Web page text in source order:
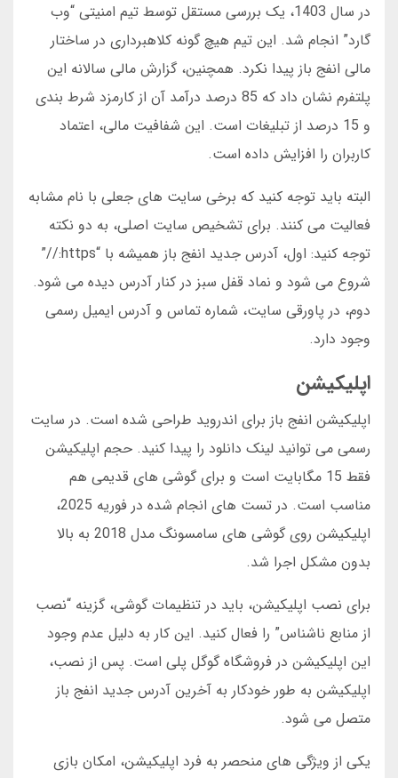
در سال 1403، یک بررسی مستقل توسط تیم امنیتی “وب
گارد” انجام شد. این تیم هیچ گونه کلاهبرداری در ساختار
مالی انفج باز پیدا نکرد. همچنین، گزارش مالی سالانه این
پلتفرم نشان داد که 85 درصد درآمد آن از کارمزد شرط بندی
و 15 درصد از تبلیغات است. این شفافیت مالی، اعتماد
کاربران را افزایش داده است.
البته باید توجه کنید که برخی سایت های جعلی با نام مشابه
فعالیت می کنند. برای تشخیص سایت اصلی، به دو نکته
توجه کنید: اول، آدرس جدید انفج باز همیشه با “https://”
شروع می شود و نماد قفل سبز در کنار آدرس دیده می شود.
دوم، در پاورقی سایت، شماره تماس و آدرس ایمیل رسمی
وجود دارد.
اپلیکیشن
اپلیکیشن انفج باز برای اندروید طراحی شده است. در سایت
رسمی می توانید لینک دانلود را پیدا کنید. حجم اپلیکیشن
فقط 15 مگابایت است و برای گوشی های قدیمی هم
مناسب است. در تست های انجام شده در فوریه 2025،
اپلیکیشن روی گوشی های سامسونگ مدل 2018 به بالا
بدون مشکل اجرا شد.
برای نصب اپلیکیشن، باید در تنظیمات گوشی، گزینه “نصب
از منابع ناشناس” را فعال کنید. این کار به دلیل عدم وجود
این اپلیکیشن در فروشگاه گوگل پلی است. پس از نصب،
اپلیکیشن به طور خودکار به آخرین آدرس جدید انفج باز
متصل می شود.
یکی از ویژگی های منحصر به فرد اپلیکیشن، امکان بازی